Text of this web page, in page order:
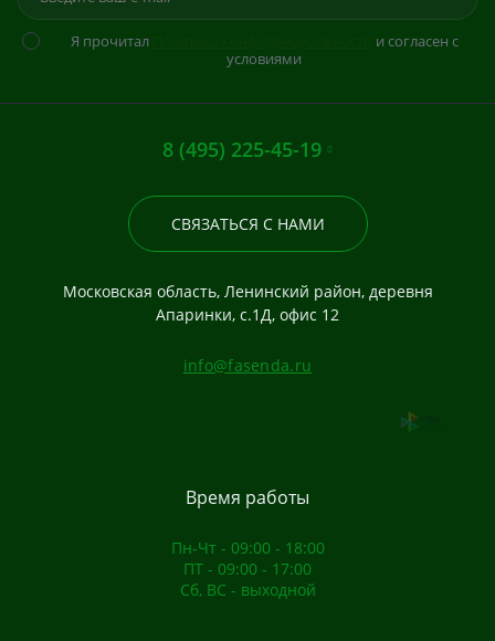
Я прочитал
и согласен с
условиями
8 (495) 225-45-19
СВЯЗАТЬСЯ С НАМИ
Московская область, Ленинский район, деревня
Апаринки, с.1Д, офис 12
info@fasenda.ru
Время работы
Пн-Чт - 09:00 - 18:00
ПТ - 09:00 - 17:00
Сб, ВС - выходной